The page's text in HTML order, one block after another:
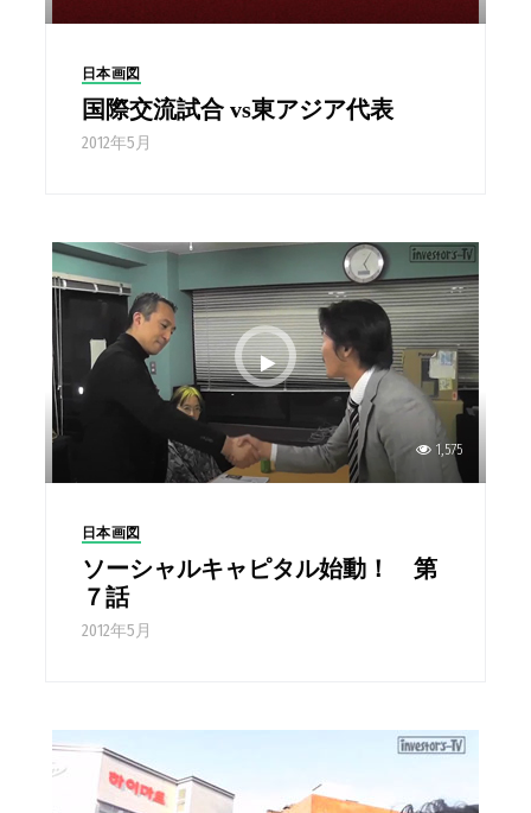
日本画図
国際交流試合 vs東アジア代表
2012年5月
1,575
日本画図
ソーシャルキャピタル始動！ 第
７話
2012年5月